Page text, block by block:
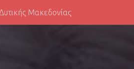
Μακεδονίας